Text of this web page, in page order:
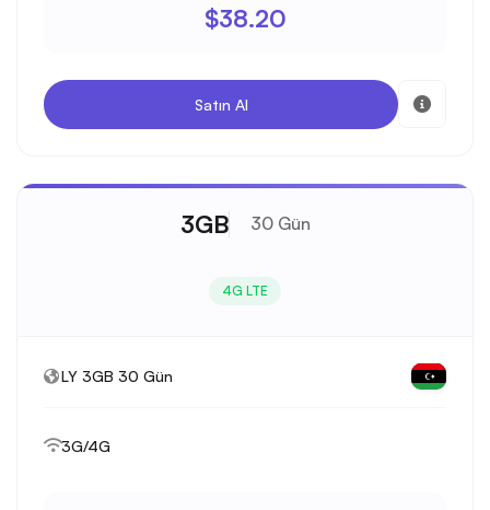
$38.20
Satın Al
3GB 30 Gün
4G LTE
LY 3GB 30 Gün
3G/4G